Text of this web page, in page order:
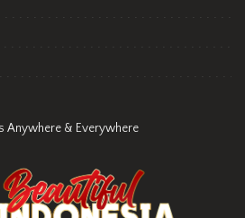
Anywhere & Everywhere